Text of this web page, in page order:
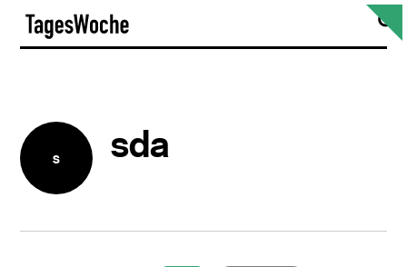
Skip
content
s sda